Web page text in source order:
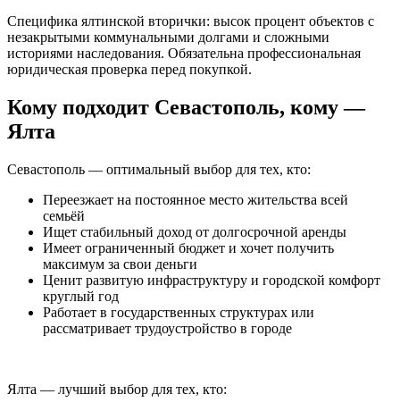
Специфика ялтинской вторички: высок процент объектов с
незакрытыми коммунальными долгами и сложными
историями наследования. Обязательна профессиональная
юридическая проверка перед покупкой.
Кому подходит Севастополь, кому —
Ялта
Севастополь — оптимальный выбор для тех, кто:
Переезжает на постоянное место жительства всей
семьёй
Ищет стабильный доход от долгосрочной аренды
Имеет ограниченный бюджет и хочет получить
максимум за свои деньги
Ценит развитую инфраструктуру и городской комфорт
круглый год
Работает в государственных структурах или
рассматривает трудоустройство в городе
Ялта — лучший выбор для тех, кто: